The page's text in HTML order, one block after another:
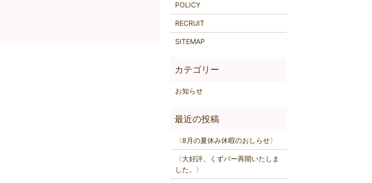
POLICY
RECRUIT
SITEMAP
お知らせ
〈8月の夏休み休暇のおしらせ〉
〈大好評、くずバー再開いたしま
した。〉